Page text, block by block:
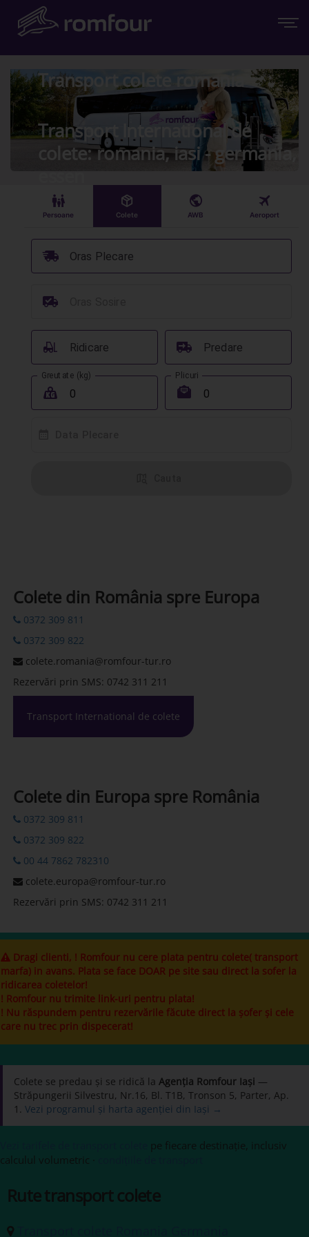
Transport colete romania
Transport International de
colete: romania, iasi - germania,
essen
󱠣
Persoane
󰏗
Colete
󰇧
AWB
󰀝
Aeroport
Oras Plecare
󰞈
󰳔
Ridicare
󰟉 Predare
󰔾
Greutate (kg)
󰖢
Plicuri
󰾱
Colete din România spre Europa
0372 309 811
0372 309 822
colete.romania@romfour-tur.ro
Rezervări prin SMS: 0742 311 211
Transport International de colete
Colete din Europa spre România
0372 309 811
0372 309 822
00 44 7862 782310
colete.europa@romfour-tur.ro
Rezervări prin SMS: 0742 311 211
Dragi clienti, ! Romfour nu cere plata pentru colete( transport
marfa) in avans. Plata se face DOAR pe site sau direct la sofer la
ridicarea coletelor!
! Romfour nu trimite link-uri pentru plata!
! Nu răspundem pentru rezervările făcute direct la șofer și cele
care nu trec prin dispecerat!
Colete se predau și se ridică la Agenția Romfour Iași —
Străpungerii Silvestru, Nr.16, Bl. T1B, Tronson 5, Parter, Ap.
1. Vezi programul și harta agenției din Iași →
pe fiecare destinație, inclusiv
calculul volumetric ·
Rute transport colete